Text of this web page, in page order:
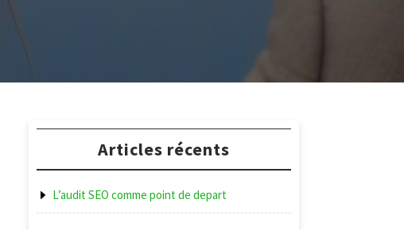
Articles récents
L’audit SEO comme point de depart